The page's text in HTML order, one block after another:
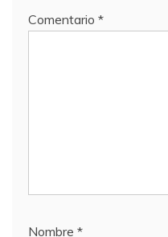
Comentario *
Nombre *